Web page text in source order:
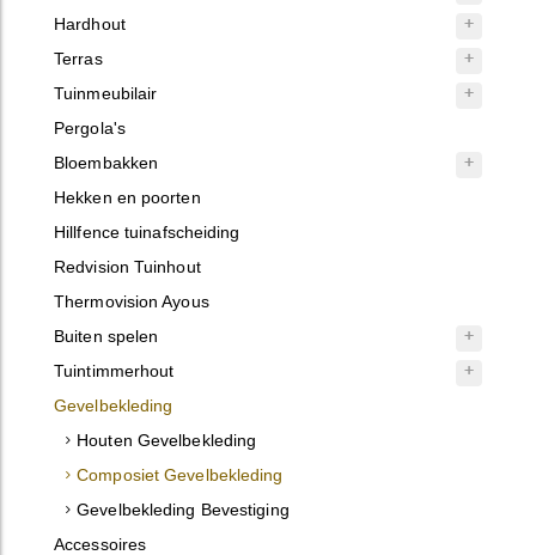
Hardhout
Terras
Tuinmeubilair
Pergola's
Bloembakken
Hekken en poorten
Hillfence tuinafscheiding
Redvision Tuinhout
Thermovision Ayous
Buiten spelen
Tuintimmerhout
Gevelbekleding
Houten Gevelbekleding
Composiet Gevelbekleding
Gevelbekleding Bevestiging
Accessoires